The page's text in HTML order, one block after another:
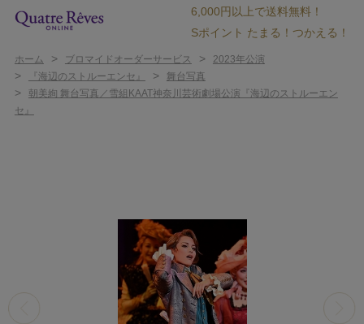
6,000円以上で送料無料！
Sポイント たまる！つかえる！
ホーム > ブロマイドオーダーサービス > 2023年公演
> 『海辺のストルーエンセ』 > 舞台写真
>
朝美絢 舞台写真／雪組KAAT神奈川芸術劇場公演『海辺のストルーエン
セ』